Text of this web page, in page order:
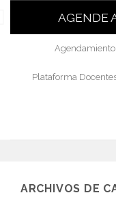
AGENDE
Plataforma
ARCHIVOS DE